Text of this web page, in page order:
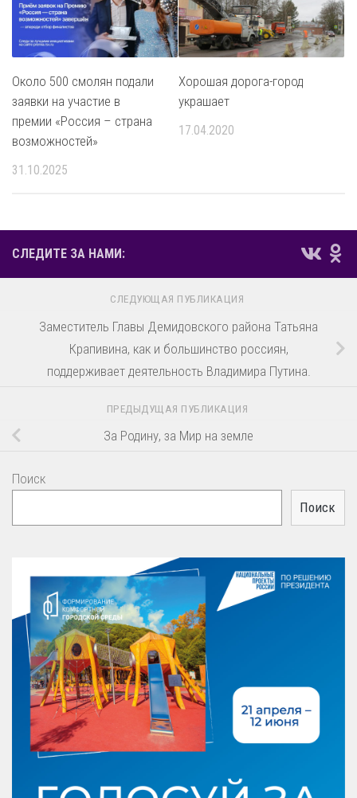
Около 500 смолян подали
заявки на участие в
премии «Россия – страна
возможностей»
31.10.2025
Хорошая дорога-город
украшает
17.04.2020
СЛЕДИТЕ ЗА НАМИ:
СЛЕДУЮЩАЯ ПУБЛИКАЦИЯ
Заместитель Главы Демидовского района Татьяна
Крапивина, как и большинство россиян,
поддерживает деятельность Владимира Путина.
ПРЕДЫДУЩАЯ ПУБЛИКАЦИЯ
За Родину, за Мир на земле
Поиск
Поиск